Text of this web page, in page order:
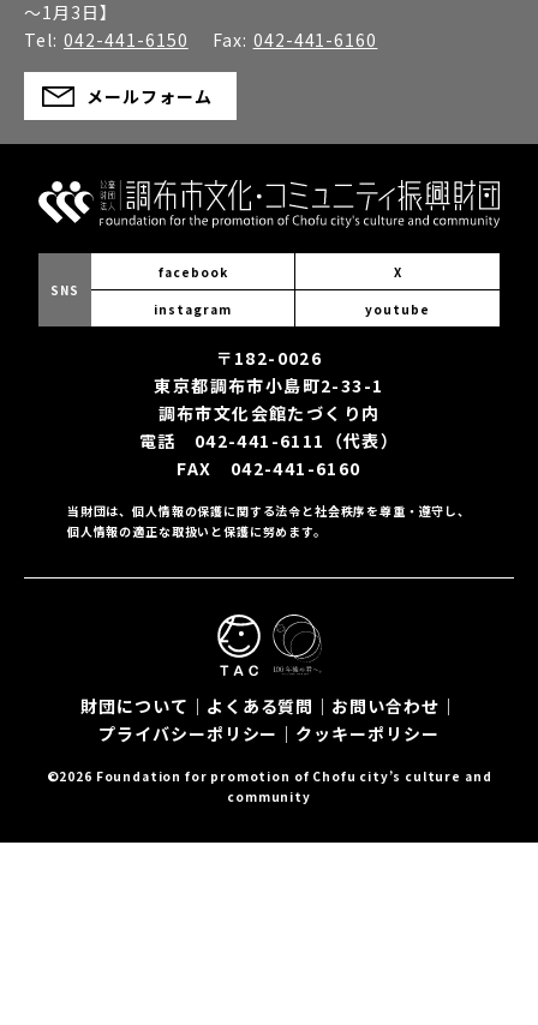
～1月3日】
Tel: 042-441-6150 Fax: 042-441-6160
メールフォーム
SNS
facebook X
instagram youtube
〒182-0026
東京都調布市小島町2-33-1
調布市文化会館たづくり内
電話 042-441-6111（代表）
FAX 042-441-6160
当財団は、個人情報の保護に関する法令と社会秩序を尊重・遵守し、
個人情報の適正な取扱いと保護に努めます。
財団について ｜ よくある質問 ｜ お問い合わせ ｜
プライバシーポリシー ｜ クッキーポリシー
©2026 Foundation for promotion of Chofu city’s culture and
community